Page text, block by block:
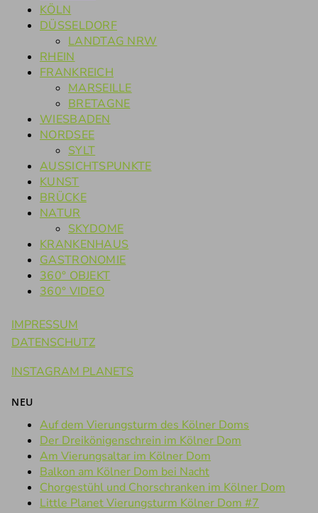
KÖLN
DÜSSELDORF
LANDTAG NRW
RHEIN
FRANKREICH
MARSEILLE
BRETAGNE
WIESBADEN
NORDSEE
SYLT
AUSSICHTSPUNKTE
KUNST
BRÜCKE
NATUR
SKYDOME
KRANKENHAUS
GASTRONOMIE
360° OBJEKT
360° VIDEO
IMPRESSUM
DATENSCHUTZ
INSTAGRAM PLANETS
NEU
Auf dem Vierungsturm des Kölner Doms
Der Dreikönigenschrein im Kölner Dom
Am Vierungsaltar im Kölner Dom
Balkon am Kölner Dom bei Nacht
Chorgestühl und Chorschranken im Kölner Dom
Little Planet Vierungsturm Kölner Dom #7